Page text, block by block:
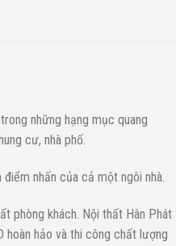
những hạng mục quang
cư, nhà phố.
nhấn của cả một ngôi nhà.
phòng khách. Nội thất Hân Phát
hoàn hảo và thi công chất lượng